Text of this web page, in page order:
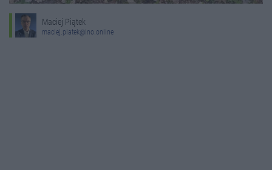
Maciej Piątek
maciej.piatek@ino.online